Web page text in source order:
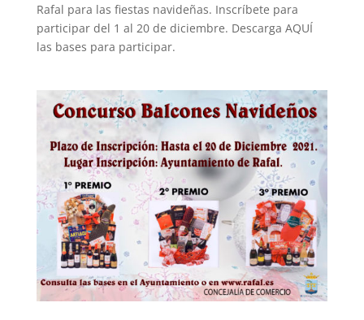
Rafal para las fiestas navideñas. Inscríbete para
participar del 1 al 20 de diciembre. Descarga AQUÍ
las bases para participar.